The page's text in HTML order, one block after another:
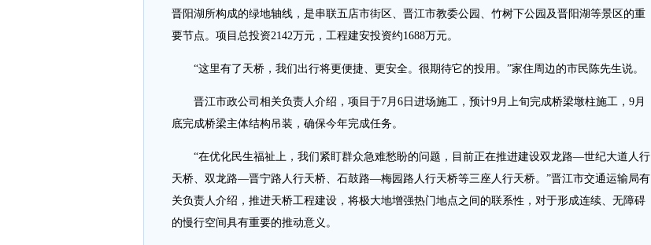
晋阳湖所构成的绿地轴线，是串联五店市街区、晋江市教委公园、竹树下公园及晋阳湖等景区的重
要节点。项目总投资2142万元，工程建安投资约1688万元。
“这里有了天桥，我们出行将更便捷、更安全。很期待它的投用。”家住周边的市民陈先生说。
晋江市政公司相关负责人介绍，项目于7月6日进场施工，预计9月上旬完成桥梁墩柱施工，9月
底完成桥梁主体结构吊装，确保今年完成任务。
“在优化民生福祉上，我们紧盯群众急难愁盼的问题，目前正在推进建设双龙路—世纪大道人行
天桥、双龙路—晋宁路人行天桥、石鼓路—梅园路人行天桥等三座人行天桥。”晋江市交通运输局有
关负责人介绍，推进天桥工程建设，将极大地增强热门地点之间的联系性，对于形成连续、无障碍
的慢行空间具有重要的推动意义。